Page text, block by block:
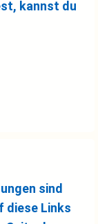
kannst du
sind
diese Links